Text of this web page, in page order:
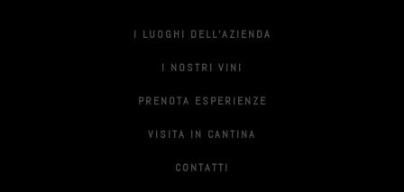
I LUOGHI DELL’AZIENDA
I NOSTRI VINI
PRENOTA ESPERIENZE
VISITA IN CANTINA
CONTATTI